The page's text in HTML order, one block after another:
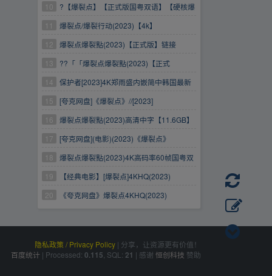
又名:爆裂行动
10
?【爆裂点】【正式版国粤双语】【硬核爆
裂点动作片林超贤担任监制及总导演】
11
爆裂点/爆裂行动(2023)【4k】
12
爆裂点爆裂點(2023)【正式版】链接
13
??「「爆裂点爆裂點(2023)【正式
版】」」，速度存
14
保护者[2023]4K郑雨盛内嵌简中韩国最新
黑帮动作犯罪爆裂大片
15
[夸克网盘]《爆裂点》//[2023]
16
爆裂点爆裂點(2023)高清中字【11.6GB】
17
[夸克网盘](电影)(2023)《爆裂点》
18
爆裂点爆裂點(2023)4K高码率60帧国粤双
语19
【经典电影】[爆裂点]4KHQ(2023)
20
《夸克网盘》爆裂点4KHQ(2023)
隐私政策 / Privacy Policy | 分享，让资源更有价值！
百度统计 | Processed: 0.115 , SQL: 21 | 感谢 恒创科技 赞助